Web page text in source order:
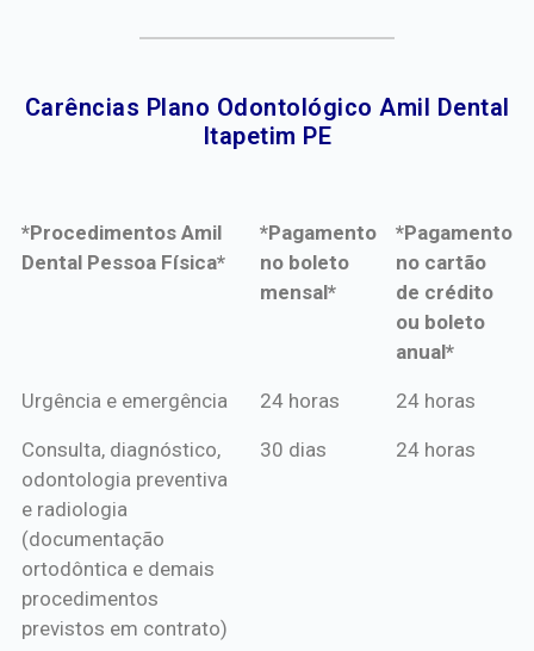
Carências Plano Odontológico Amil Dental
Itapetim PE​
*Procedimentos Amil
Dental Pessoa Física*
*Pagamento
no boleto
mensal*
*Pagamento
no cartão
de crédito
ou boleto
anual*
*Procedimentos Amil
*Pagamento
mensal*
*Pagamento
de crédito
Urgência e emergência 24 horas 24 horas
Consulta, diagnóstico,
odontologia preventiva
e radiologia
(documentação
ortodôntica e demais
procedimentos
previstos em contrato)
30 dias 24 horas